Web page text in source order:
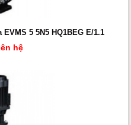
5 5N5 HQ1BEG E/1.1
hệ